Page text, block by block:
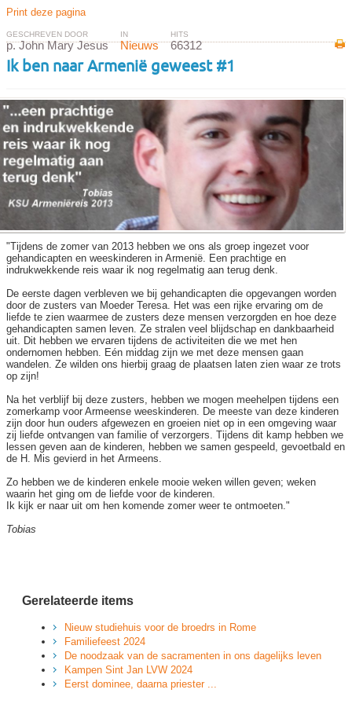
Print deze pagina
GESCHREVEN DOOR
p. John Mary Jesus
IN
Nieuws
HITS
66312
Ik ben naar Armenië geweest #1
"Tijdens de zomer van 2013 hebben we ons als groep ingezet voor
gehandicapten en weeskinderen in Armenië. Een prachtige en
indrukwekkende reis waar ik nog regelmatig aan terug denk.
De eerste dagen verbleven we bij gehandicapten die opgevangen worden
door de zusters van Moeder Teresa. Het was een rijke ervaring om de
liefde te zien waarmee de zusters deze mensen verzorgden en hoe deze
gehandicapten samen leven. Ze stralen veel blijdschap en dankbaarheid
uit. Dit hebben we ervaren tijdens de activiteiten die we met hen
ondernomen hebben. Eén middag zijn we met deze mensen gaan
wandelen. Ze wilden ons hierbij graag de plaatsen laten zien waar ze trots
op zijn!
Na het verblijf bij deze zusters, hebben we mogen meehelpen tijdens een
zomerkamp voor Armeense weeskinderen. De meeste van deze kinderen
zijn door hun ouders afgewezen en groeien niet op in een omgeving waar
zij liefde ontvangen van familie of verzorgers. Tijdens dit kamp hebben we
lessen geven aan de kinderen, hebben we samen gespeeld, gevoetbald en
de H. Mis gevierd in het Armeens.
Zo hebben we de kinderen enkele mooie weken willen geven; weken
waarin het ging om de liefde voor de kinderen.
Ik kijk er naar uit om hen komende zomer weer te ontmoeten."
Tobias
Gerelateerde items
Nieuw studiehuis voor de broedrs in Rome
Familiefeest 2024
De noodzaak van de sacramenten in ons dagelijks leven
Kampen Sint Jan LVW 2024
Eerst dominee, daarna priester ...